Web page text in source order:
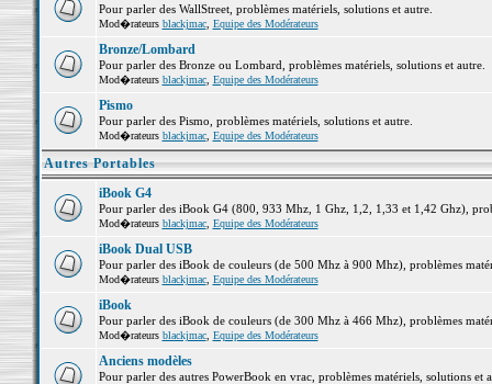
Pour parler des WallStreet, problèmes matériels, solutions et autre.
Mod�rateurs blackjmac, Equipe des Modérateurs
Bronze/Lombard
Pour parler des Bronze ou Lombard, problèmes matériels, solutions et autre.
Mod�rateurs blackjmac, Equipe des Modérateurs
Pismo
Pour parler des Pismo, problèmes matériels, solutions et autre.
Mod�rateurs blackjmac, Equipe des Modérateurs
Autres Portables
iBook G4
Pour parler des iBook G4 (800, 933 Mhz, 1 Ghz, 1,2, 1,33 et 1,42 Ghz),
Mod�rateurs blackjmac, Equipe des Modérateurs
iBook Dual USB
Pour parler des iBook de couleurs (de 500 Mhz à 900 Mhz), problèmes
Mod�rateurs blackjmac, Equipe des Modérateurs
iBook
Pour parler des iBook de couleurs (de 300 Mhz à 466 Mhz), problèmes
Mod�rateurs blackjmac, Equipe des Modérateurs
Anciens modèles
Pour parler des autres PowerBook en vrac, problèmes matériels, solutions et